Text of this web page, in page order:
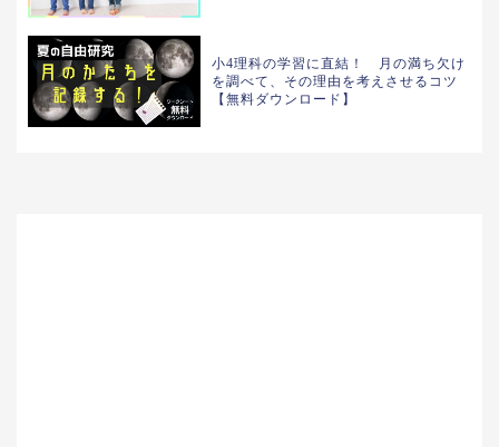
小4理科の学習に直結！ 月の満ち欠け
を調べて、その理由を考えさせるコツ
【無料ダウンロード】